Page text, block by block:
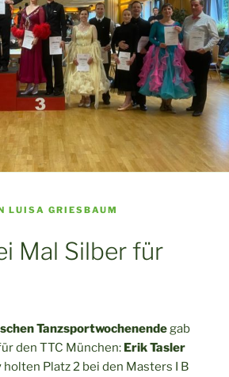
LUISA GRIESBAUM
Mal Silber für
Tanzsportwochenendegab
den TTC München: Erik Tasler
holten Platz 2 bei den Masters I B